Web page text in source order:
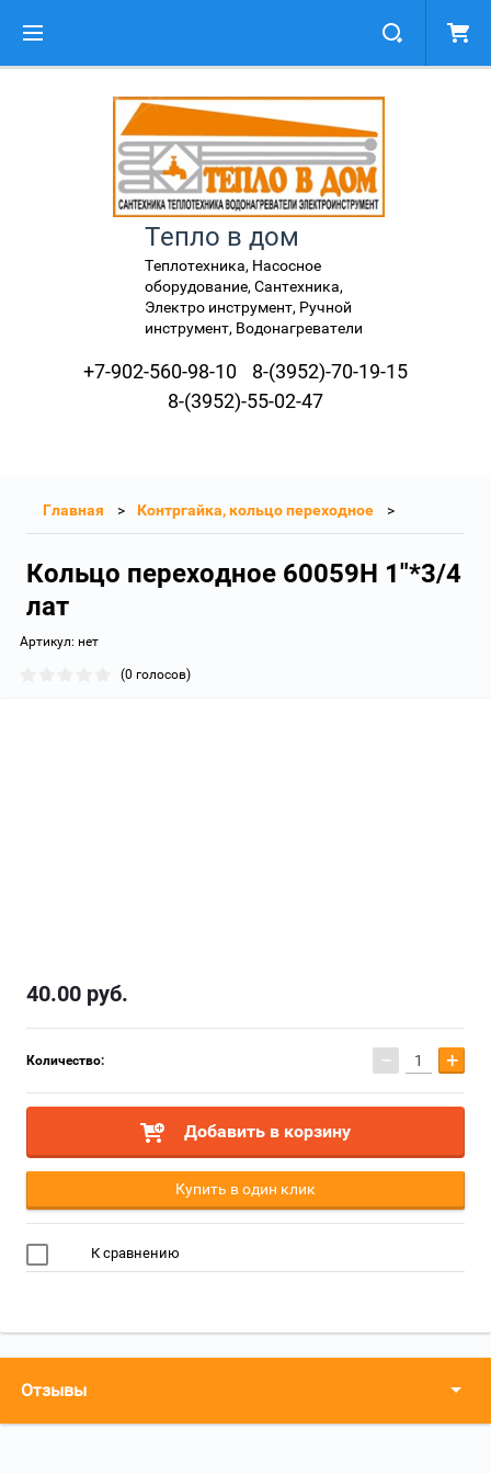
Тепло в дом
Теплотехника, Насосное
оборудование, Сантехника,
Электро инструмент, Ручной
инструмент, Водонагреватели
+7-902-560-98-10
8-(3952)-70-19-15
8-(3952)-55-02-47
Главная Контргайка, кольцо переходное
Кольцо переходное 60059Н 1"*3/4
лат
Артикул: нет
(0 голосов)
40.00 руб.
Количество: − +
Добавить в корзину
Купить в один клик
К сравнению
Отзывы